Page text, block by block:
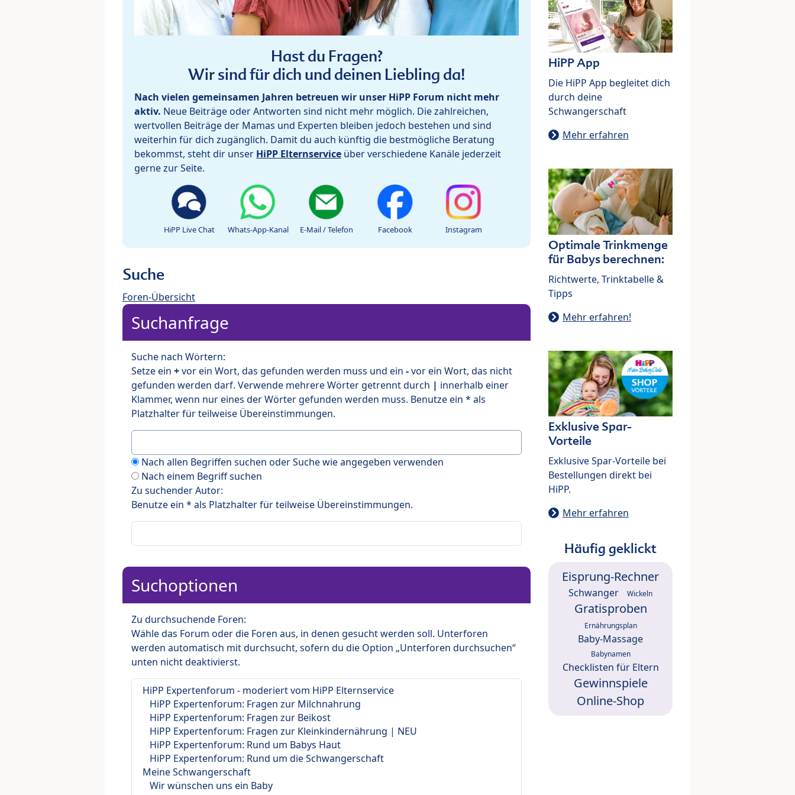
Hast du Fragen?
Wir sind für dich und deinen Liebling da!
Nach vielen gemeinsamen Jahren betreuen wir unser HiPP Forum nicht mehr
aktiv. Neue Beiträge oder Antworten sind nicht mehr möglich. Die zahlreichen,
wertvollen Beiträge der Mamas und Experten bleiben jedoch bestehen und sind
weiterhin für dich zugänglich. Damit du auch künftig die bestmögliche Beratung
bekommst, steht dir unser HiPP Elternservice über verschiedene Kanäle jederzeit
gerne zur Seite.
HiPP Live Chat Whats-App-Kanal E-Mail / Telefon Facebook Instagram
Suche
Foren-Übersicht
Suchanfrage
Suche nach Wörtern:
Setze ein +vor ein Wort, das gefunden werden muss und ein -vor ein Wort, das nicht
gefunden werden darf. Verwende mehrere Wörter getrennt durch | innerhalb einer
Klammer, wenn nur eines der Wörter gefunden werden muss. Benutze ein * als
Platzhalter für teilweise Übereinstimmungen.
Nach allen Begriffen suchen oder Suche wie angegeben verwenden
Nach einem Begriff suchen
Zu suchender Autor:
Benutze ein * als Platzhalter für teilweise Übereinstimmungen.
Suchoptionen
Zu durchsuchende Foren:
Wähle das Forum oder die Foren aus, in denen gesucht werden soll. Unterforen
werden automatisch mit durchsucht, sofern du die Option „Unterforen durchsuchen“
unten nicht deaktivierst.
HiPP App
Die HiPP App begleitet dich
durch deine
Schwangerschaft
Mehr erfahren
Optimale Trinkmenge
für Babys berechnen:
Richtwerte, Trinktabelle &
Tipps
Mehr erfahren!
Exklusive Spar-
Vorteile
Exklusive Spar-Vorteile bei
Bestellungen direkt bei
HiPP.
Mehr erfahren
Häufig geklickt
Eisprung-Rechner
Schwanger Wickeln
Gratisproben
Ernährungsplan
Baby-Massage
Babynamen
Checklisten für Eltern
Gewinnspiele
Online-Shop